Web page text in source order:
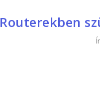
Routerekben